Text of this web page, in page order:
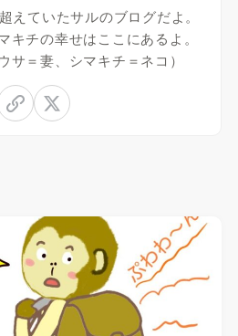
えていたサルのブログだよ。
キチの幸せはここにあるよ。
サ＝妻、シマキチ＝ネコ）